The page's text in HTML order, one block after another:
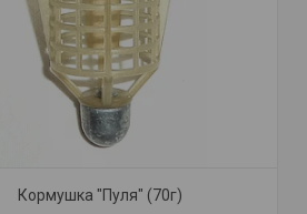
Кормушка "Пуля" (70г)